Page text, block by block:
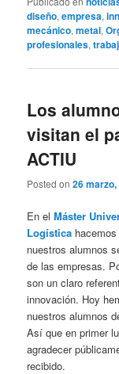
diseño,empresa,
mecánico,metal,
profesionales,
Los
visitan el
ACTIU
Posted on26
En elMáster
Logística
nuestros alumnos
de las empresas.
son un claro
innovación. Hoy
nuestros alumnos
Así que en primer
agradecer
recibido.